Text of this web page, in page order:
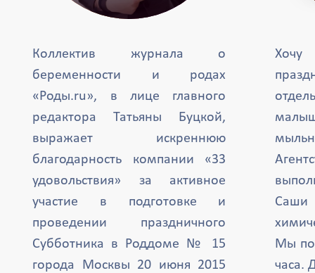
Коллектив журнала о
беременности и родах
«Роды.ru», в лице главного
редактора Татьяны Буцкой,
выражает искреннюю
благодарность компании «33
удовольствия» за активное
участие в подготовке и
проведении праздничного
Субботника в Роддоме № 15
города Москвы 20 июня 2015
Саши
Мы
часа.